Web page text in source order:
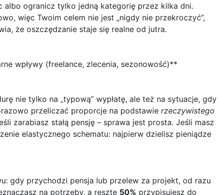
ogranicz tylko jedną kategorię przez kilka dni.
, więc Twoim celem nie jest „nigdy nie przekroczyć”,
że oszczędzanie staje się realne od jutra.
wpływy (freelance, zlecenia, sezonowość)**
nie tylko na „typową” wypłatę, ale też na sytuacje, gdy
przeliczać proporcje na podstawie rzeczywistego
zarabiasz stałą pensję – sprawa jest prosta. Jeśli masz
elastycznego schematu: najpierw dzielisz pieniądze
gdy przychodzi pensja lub przelew za projekt, od razu
na potrzeby, a resztę 50% przypisujesz do